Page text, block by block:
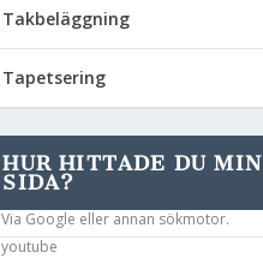
Takbeläggning
Tapetsering
HUR HITTADE DU MIN
SIDA?
Via Google eller annan sökmotor.
youtube